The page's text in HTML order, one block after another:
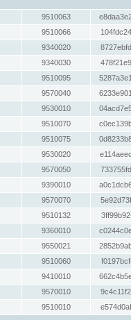
9510063
9510066
9340020
9340030
9510095
9570040
9530010
9510070
9510075
9530020
9570050
9390010
9570070
9510132
9360010
9550021
9510060
9410010
9570010
9510010